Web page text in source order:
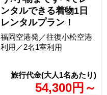
ンタルできる着物1日
レンタルプラン！
54,300円 ～
福岡空港発／往復小松空港
利用／2名1室利用